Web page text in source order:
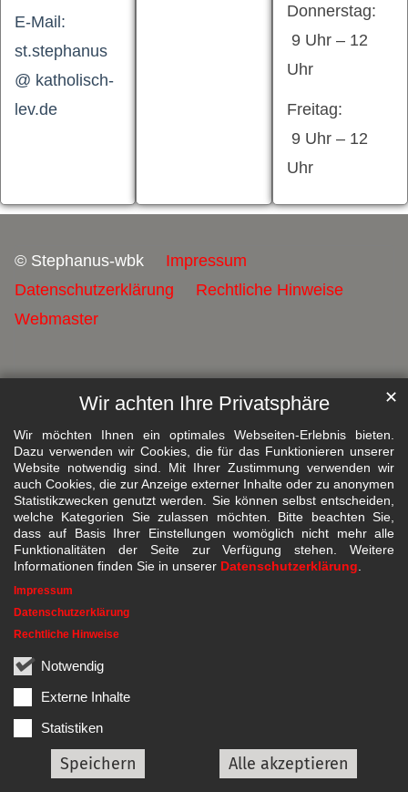
Wir achten Ihre Privatsphäre
Wir möchten Ihnen ein optimales Webseiten-Erlebnis bieten.
Dazu verwenden wir Cookies, die für das Funktionieren unserer
Website notwendig sind. Mit Ihrer Zustimmung verwenden wir
auch Cookies, die zur Anzeige externer Inhalte oder zu anonymen
Statistikzwecken genutzt werden. Sie können selbst entscheiden,
welche Kategorien Sie zulassen möchten. Bitte beachten Sie,
dass auf Basis Ihrer Einstellungen womöglich nicht mehr alle
Funktionalitäten der Seite zur Verfügung stehen. Weitere
Informationen finden Sie in unserer Datenschutzerklärung.
Notwendig
Externe Inhalte
Statistiken
Speichern Alle akzeptieren
✕
Impressum
Datenschutzerklärung
Rechtliche Hinweise
E-Mail:
st.stephanus
@ katholisch-
lev.de
Donnerstag:
9 Uhr – 12
Uhr
Freitag:
9 Uhr – 12
Uhr
© Stephanus-wbk
Impressum
Datenschutzerklärung
Rechtliche Hinweise
Webmaster